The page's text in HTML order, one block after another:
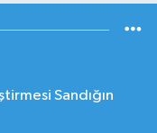
Sandığın